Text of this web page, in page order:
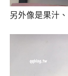
另外像是果汁